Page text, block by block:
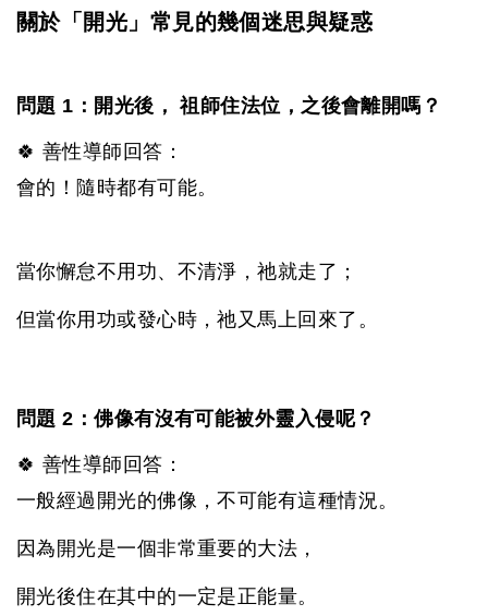
關於「開光」常見的幾個迷思與疑惑
問題 1：開光後， 祖師住法位，之後會離開嗎？
🍀 善性導師回答：
會的！隨時都有可能。
當你懈怠不用功、不清淨，祂就走了；
但當你用功或發心時，祂又馬上回來了。
問題 2：佛像有沒有可能被外靈入侵呢？
🍀 善性導師回答：
一般經過開光的佛像，不可能有這種情況。
因為開光是一個非常重要的大法，
開光後住在其中的一定是正能量。